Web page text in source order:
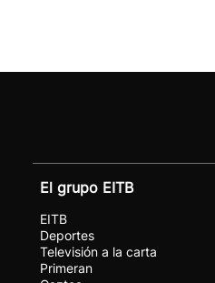
El grupo EITB
EITB
Deportes
Televisión a la carta
Primeran